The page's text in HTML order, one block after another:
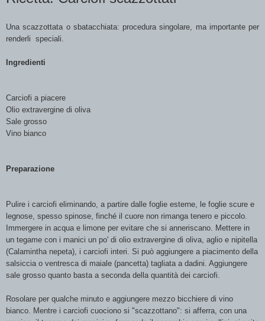
Una scazzottata o sbatacchiata: procedura singolare, ma importante per
renderli speciali.
Ingredienti
Carciofi a piacere
Olio extravergine di oliva
Sale grosso
Vino bianco
Preparazione
Pulire i carciofi eliminando, a partire dalle foglie esterne, le foglie scure e
legnose, spesso spinose, finché il cuore non rimanga tenero e piccolo.
Immergere in acqua e limone per evitare che si anneriscano. Mettere in
un tegame con i manici un po' di olio extravergine di oliva, aglio e nipitella
(Calamintha nepeta), i carciofi interi. Si può aggiungere a piacimento della
salsiccia o ventresca di maiale (pancetta) tagliata a dadini. Aggiungere
sale grosso quanto basta a seconda della quantità dei carciofi.
Rosolare per qualche minuto e aggiungere mezzo bicchiere di vino
bianco. Mentre i carciofi cuociono si "scazzottano": si afferra, con una